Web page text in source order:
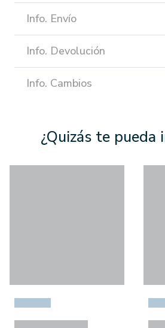
Info. Envío
Info. Devolución
Info. Cambios
¿Quizás te pueda